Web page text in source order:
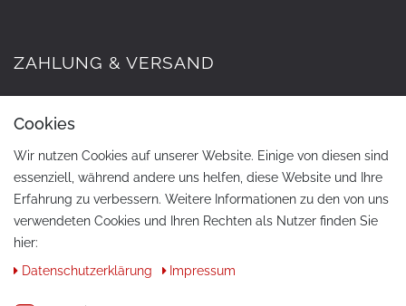
ZAHLUNG & VERSAND
Cookies
Wir nutzen Cookies auf unserer Website. Einige von diesen sind
essenziell, während andere uns helfen, diese Website und Ihre
Erfahrung zu verbessern. Weitere Informationen zu den von uns
verwendeten Cookies und Ihren Rechten als Nutzer finden Sie
hier:
Daten­schutz­erklärung
Impressum